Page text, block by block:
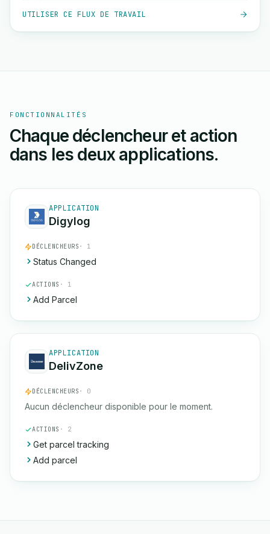
UTILISER CE FLUX DE TRAVAIL
FONCTIONNALITÉS
Chaque déclencheur et action
dans les deux applications.
APPLICATION
Digylog
DÉCLENCHEURS · 1
Status Changed
ACTIONS · 1
Add Parcel
APPLICATION
DelivZone
DÉCLENCHEURS · 0
Aucun déclencheur disponible pour le moment.
ACTIONS · 2
Get parcel tracking
Add parcel